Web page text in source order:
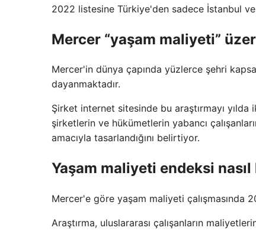
2022 listesine Türkiye'den sadece İstanbul
Mercer “yaşam maliyeti”
Mercer'in dünya çapında yüzlerce şehri
dayanmaktadır.
Şirket internet sitesinde bu araştırmayı
şirketlerin ve hükümetlerin yabancı
amacıyla tasarlandığını belirtiyor.
Yaşam maliyeti endeksi nasıl
Mercer'e göre yaşam maliyeti çalışmasında
Araştırma, uluslararası çalışanların